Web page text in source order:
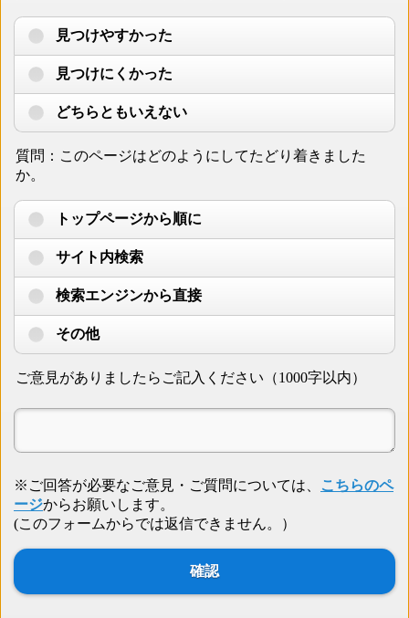
見つけやすかった
見つけにくかった
どちらともいえない
質問：このページはどのようにしてたどり着きました
か。
トップページから順に
サイト内検索
検索エンジンから直接
その他
ご意見がありましたらご記入ください（1000字以内）
※ご回答が必要なご意見・ご質問については、
こちらのペ
ージからお願いします。
(このフォームからでは返信できません。）